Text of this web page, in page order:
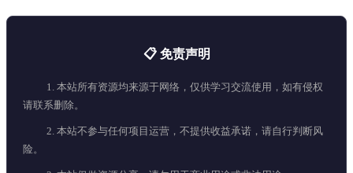
📋 免责声明
1. 本站所有资源均来源于网络，仅供学习交流使用，如有侵权
请联系删除。
2. 本站不参与任何项目运营，不提供收益承诺，请自行判断风
险。